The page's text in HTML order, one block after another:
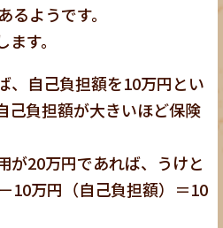
ようです。
す。
、自己負担額を10万円とい
己負担額が大きいほど保険
が20万円であれば、うけと
10万円（自己負担額）＝10